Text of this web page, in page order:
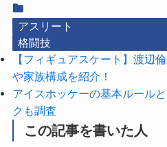
アスリート
格闘技
【フィギュアスケート】渡辺
や家族構成を紹介！
アイスホッケーの基本ルール
クも調査
この記事を書いた人